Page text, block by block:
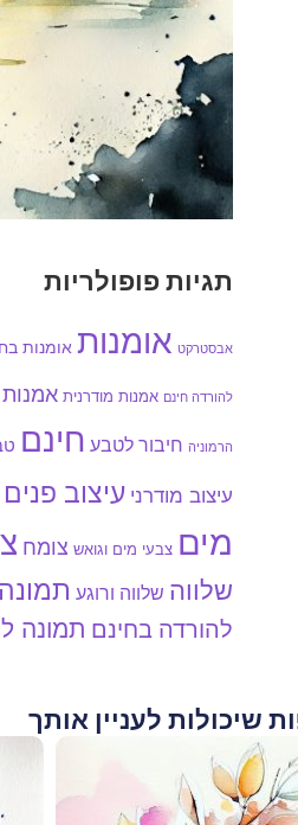
תגיות פופולריות
אבסטרקט אומנותאומנות
להורדה חינם אמנות מודרנית
הרמוניה חיבור לטבע חינם
עיצוב מודרני עיצוב פנים
מים צבעי מים וגואש צומח
שלווה שלווה ורוגע
להורדה בחינם תמונה
שיכולות לעניין אותך